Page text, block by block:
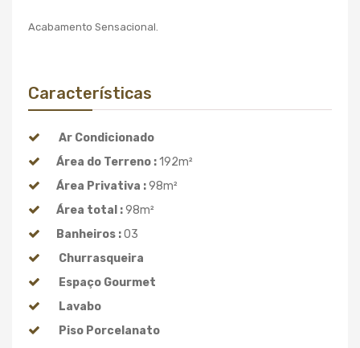
Acabamento Sensacional.
Características
Ar Condicionado
Área do Terreno :192m²
Área Privativa :98m²
Área total :98m²
Banheiros :03
Churrasqueira
Espaço Gourmet
Lavabo
Piso Porcelanato